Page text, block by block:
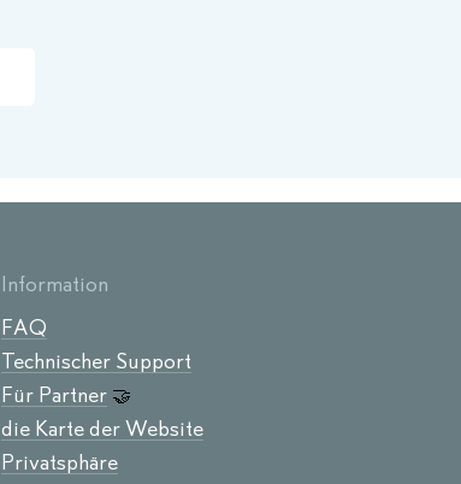
Information
FAQ
Technischer Support
Für Partner 🤝
die Karte der Website
Privatsphäre